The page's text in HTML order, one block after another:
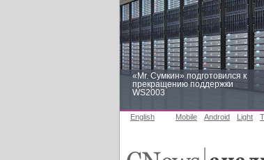
«Mr. Сумкин» подготовился к
прекращению поддержки
WS2003
English Mobile Android Light